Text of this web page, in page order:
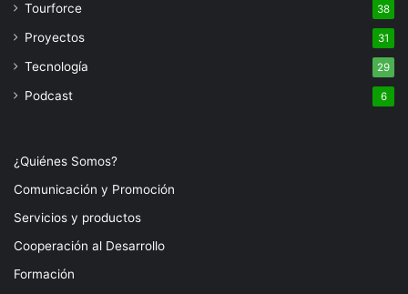
Tourforce 38
Proyectos 31
Tecnología 29
Podcast 6
¿Quiénes Somos?
Comunicación y Promoción
Servicios y productos
Cooperación al Desarrollo
Formación